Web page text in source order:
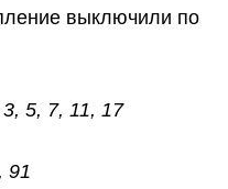
выключили по
5, 7, 11, 17
91